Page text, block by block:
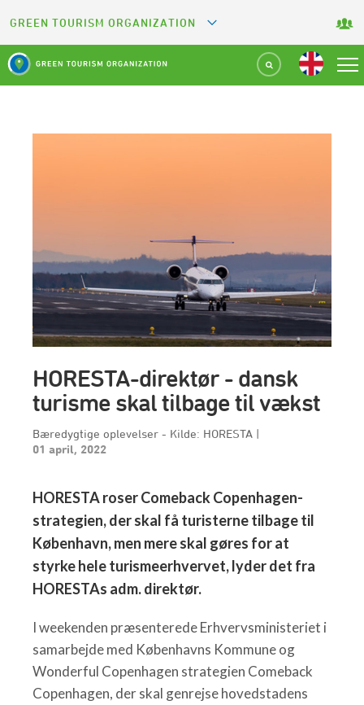
GREEN TOURISM ORGANIZATION
GREEN KEY
GREEN RESTAURANT
GREEN ATTRACTION
HORESTA-direktør - dansk
turisme skal tilbage til vækst
Bæredygtige oplevelser - Kilde: HORESTA |
01 april, 2022
HORESTA roser Comeback Copenhagen-
strategien, der skal få turisterne tilbage til
København, men mere skal gøres for at
styrke hele turismeerhvervet, lyder det fra
HORESTAs adm. direktør.
I weekenden præsenterede Erhvervsministeriet i
samarbejde med Københavns Kommune og
Wonderful Copenhagen strategien Comeback
Copenhagen, der skal genrejse hovedstadens